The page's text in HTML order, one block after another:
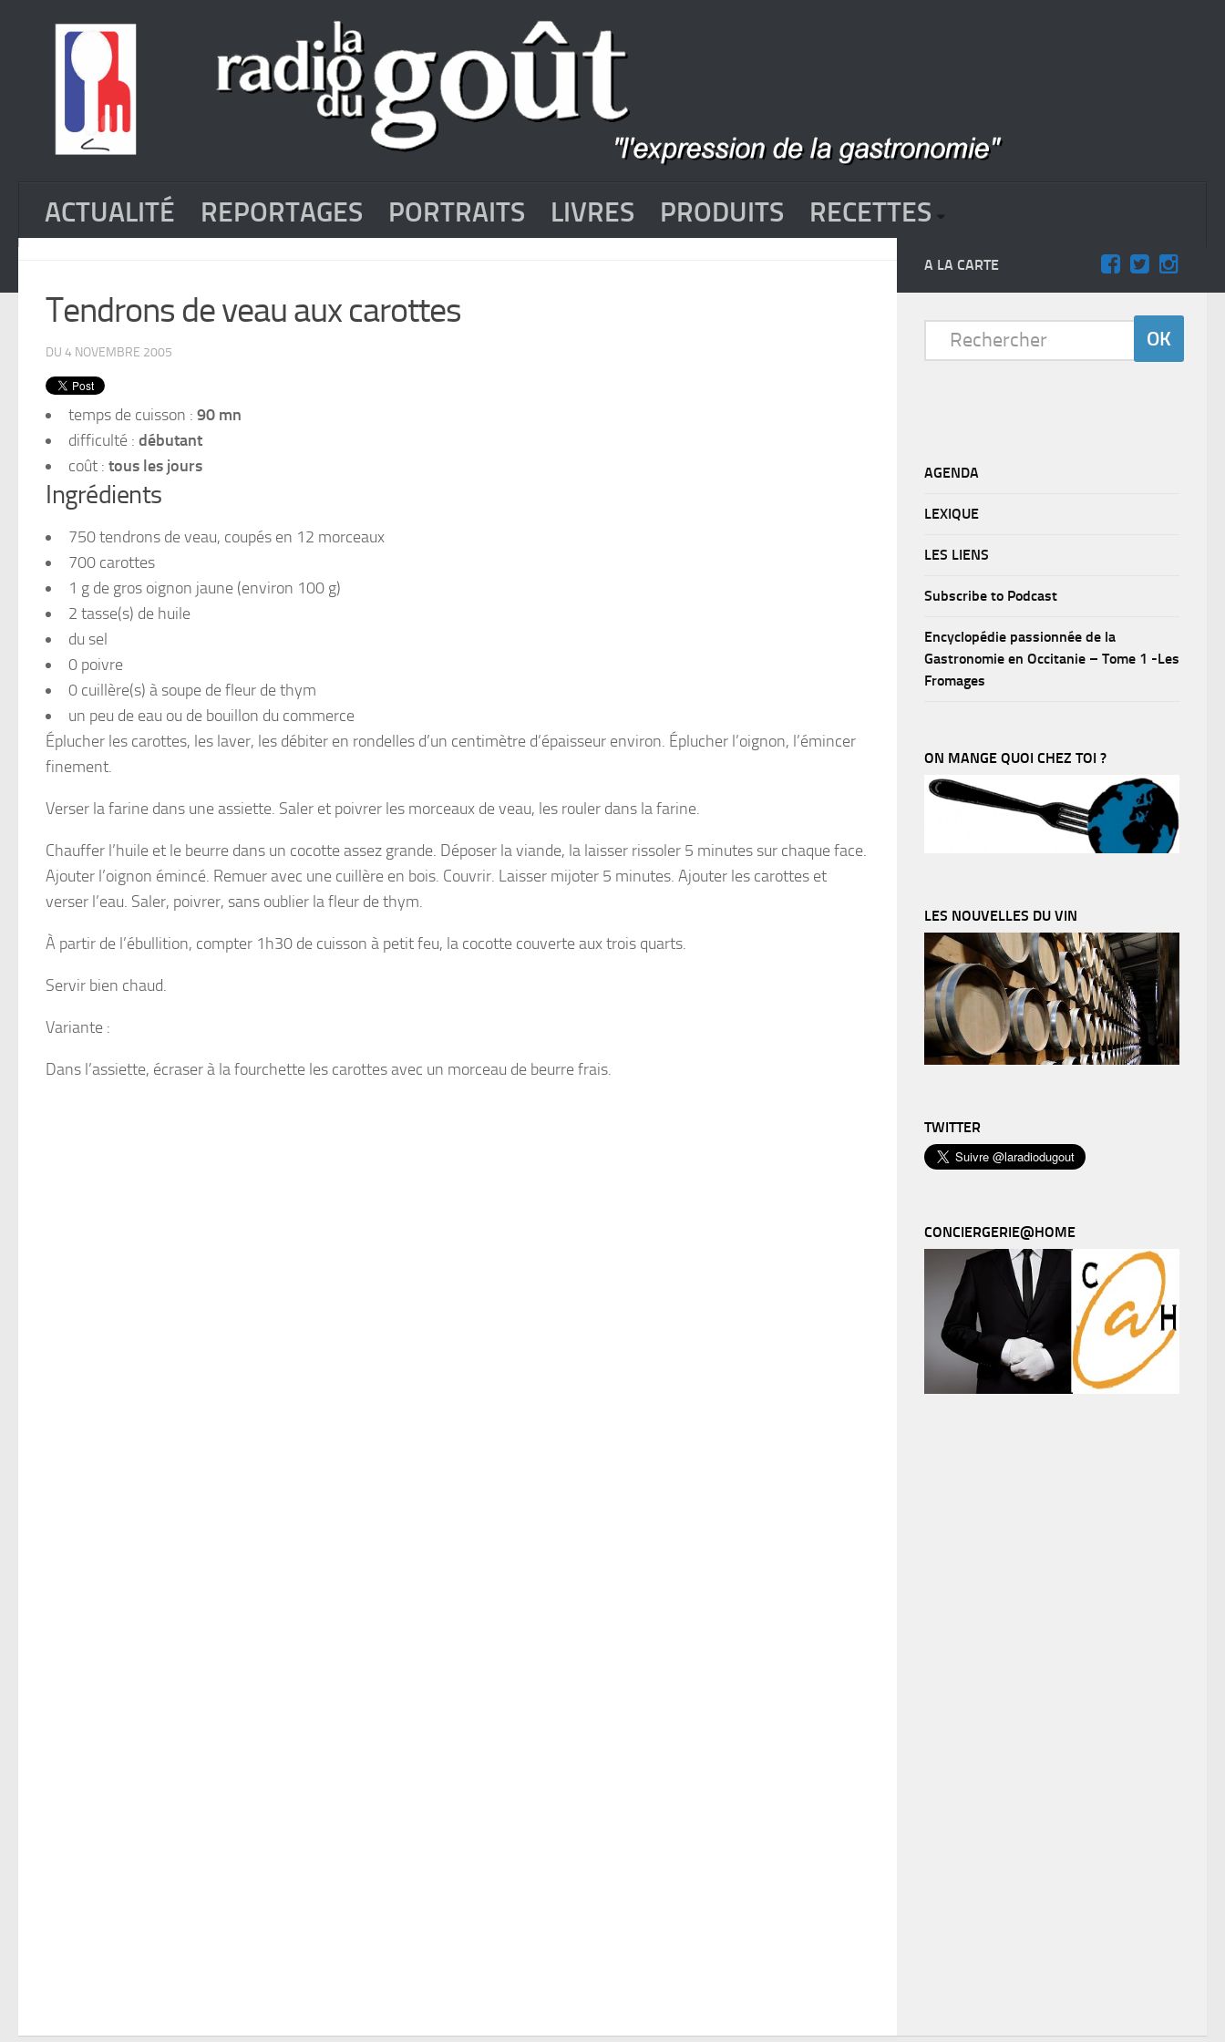
ACTUALITÉ REPORTAGES PORTRAITS LIVRES PRODUITS RECETTES
Tendrons de veau aux carottes
DU 4 NOVEMBRE 2005
temps de cuisson : 90 mn
difficulté : débutant
coût : tous les jours
Ingrédients
750 tendrons de veau, coupés en 12 morceaux
700 carottes
1 g de gros oignon jaune (environ 100 g)
2 tasse(s) de huile
du sel
0 poivre
0 cuillère(s) à soupe de fleur de thym
un peu de eau ou de bouillon du commerce
Éplucher les carottes, les laver, les débiter en rondelles d’un centimètre d’épaisseur environ. Éplucher l’oignon, l’émincer
finement.
Verser la farine dans une assiette. Saler et poivrer les morceaux de veau, les rouler dans la farine.
Chauffer l’huile et le beurre dans un cocotte assez grande. Déposer la viande, la laisser rissoler 5 minutes sur chaque face.
Ajouter l’oignon émincé. Remuer avec une cuillère en bois. Couvrir. Laisser mijoter 5 minutes. Ajouter les carottes et
verser l’eau. Saler, poivrer, sans oublier la fleur de thym.
À partir de l’ébullition, compter 1h30 de cuisson à petit feu, la cocotte couverte aux trois quarts.
Servir bien chaud.
Variante :
Dans l’assiette, écraser à la fourchette les carottes avec un morceau de beurre frais.
A LA CARTE
AGENDA
LEXIQUE
LES LIENS
Subscribe to Podcast
Encyclopédie passionnée de la
Gastronomie en Occitanie – Tome 1 -Les
Fromages
ON MANGE QUOI CHEZ TOI ?
LES NOUVELLES DU VIN
TWITTER
CONCIERGERIE@HOME